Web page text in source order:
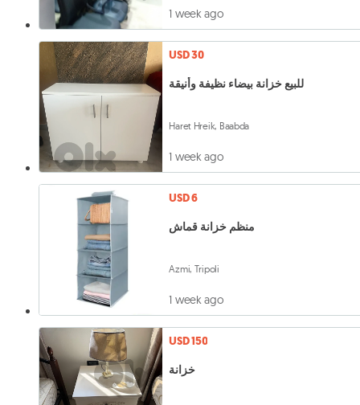
1 week ago
USD 30
للبيع خزانة بيضاء نظيفة وأنيقة
Haret Hreik, Baabda
1 week ago
USD 6
منظم خزانة قماش
Azmi, Tripoli
1 week ago
USD 150
خزانة